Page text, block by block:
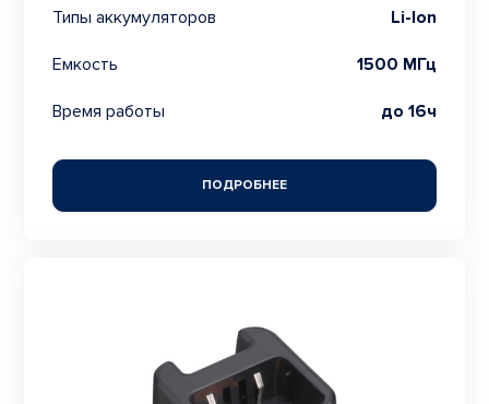
Типы аккумуляторов Li-Ion
Емкость 1500 МГц
Время работы до 16ч
ПОДРОБНЕЕ